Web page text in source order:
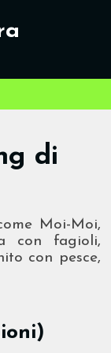
di
Moi-Moi,
con fagioli,
con pesce,